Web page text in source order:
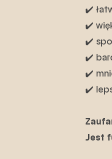
✔️
✔️
✔️
✔️
✔️
✔️
Jest